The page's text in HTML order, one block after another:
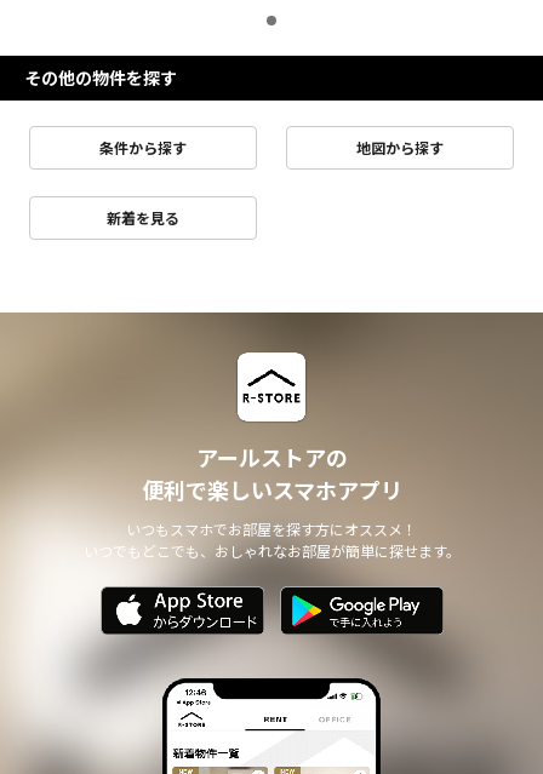
その他の物件を探す
条件から探す 地図から探す
新着を見る
アールストアの
便利で楽しいスマホアプリ
いつもスマホでお部屋を探す方にオススメ！
いつでもどこでも、おしゃれなお部屋が簡単に探せます。